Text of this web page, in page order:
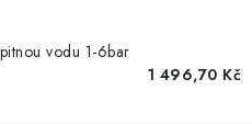
vodu 1-6bar
1 496,70 Kč